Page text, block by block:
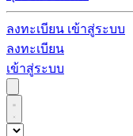
ลงทะเบียน เข้าสู่ระบบ
ลงทะเบียน
เข้าสู่ระบบ